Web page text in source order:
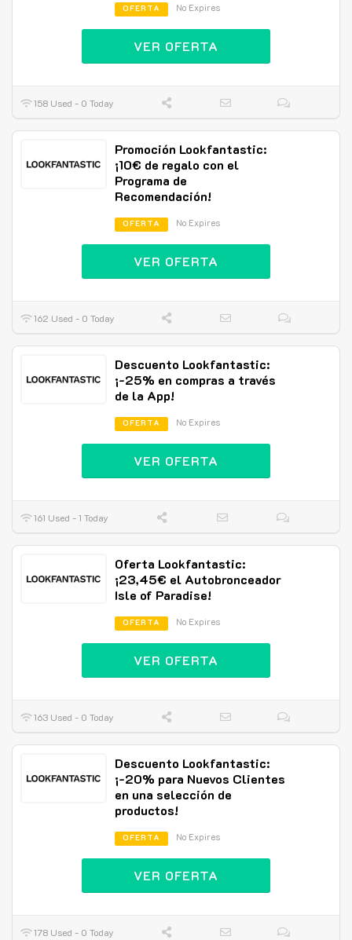
OFERTA No Expires
VER OFERTA
158 Used - 0 Today
Promoción Lookfantastic:
¡10€ de regalo con el
Programa de
Recomendación!
OFERTA No Expires
VER OFERTA
162 Used - 0 Today
Descuento Lookfantastic:
¡-25% en compras a través
de la App!
OFERTA No Expires
VER OFERTA
161 Used - 1 Today
Oferta Lookfantastic:
¡23,45€ el Autobronceador
Isle of Paradise!
OFERTA No Expires
VER OFERTA
163 Used - 0 Today
Descuento Lookfantastic:
¡-20% para Nuevos Clientes
en una selección de
productos!
OFERTA No Expires
VER OFERTA
178 Used - 0 Today